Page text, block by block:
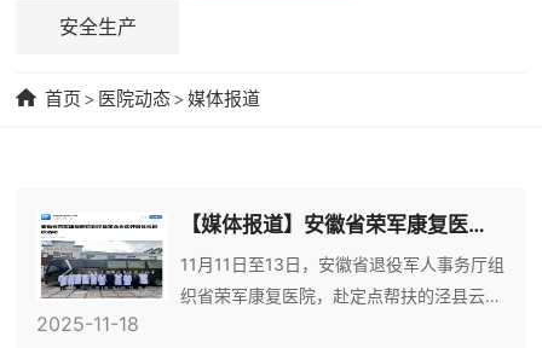
安全生产
首页 > 医院动态>媒体报道
【媒体报道】安徽省荣军康复医院到泾县革命老区开展体检巡诊活动
11月11日至13日，安徽省退役军人事务厅组
织省荣军康复医院，赴定点帮扶的泾县云岭
2025-11-18